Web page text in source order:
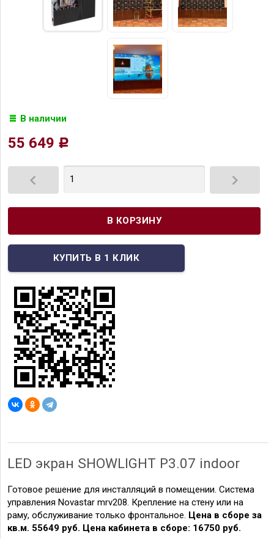
В наличии
55 649 Р
 
LED экран SHOWLIGHT P3.07 indoor
Готовое решение для инсталляций в помещении. Система
управления Novastar mrv208. Крепление на стену или на
раму, обслуживание только фронтальное. Цена в сборе за
кв.м. 55649 руб. Цена кабинета в сборе: 16750 руб.